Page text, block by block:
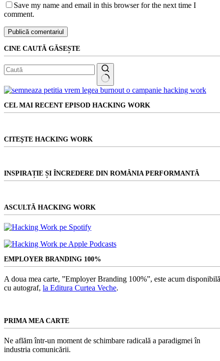
Save my name and email in this browser for the next time I
comment.
Publică comentariul
CINE CAUTĂ GĂSEȘTE
Niciun
CEL MAI RECENT EPISOD HACKING WORK
CITEŞTE HACKING WORK
INSPIRAȚIE ȘI ÎNCREDERE DIN ROMÂNIA PERFORMANTĂ
ASCULTĂ HACKING WORK
EMPLOYER BRANDING 100%
A doua mea carte, ”Employer Branding 100%”, este acum
cu autograf, la Editura Curtea Veche.
PRIMA MEA CARTE
Ne aflăm într-un moment de schimbare radicală a paradigmei în
industria comunicării.